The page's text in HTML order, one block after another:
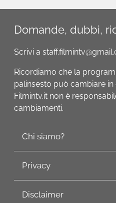
Domande, dubbi,
Scrivi a
Ricordiamo che la
palinsesto può cambiare
Filmintv.it non è
cambiamenti.
Chi siamo?
Privacy
Disclaimer